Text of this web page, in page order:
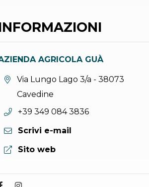
AGRICOLA GUÀ
Località:Via Lungo Lago 3/a - 38073
Cavedine
Telefono:
+39 349 084 3836
Scrivi e-mail
Sito web:
Sito web